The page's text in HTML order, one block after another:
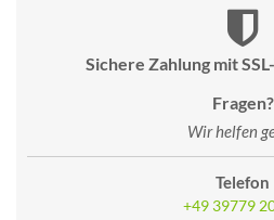
Sichere Zahlung mit
Fragen?
Wir helfen
Telefon
+49 39779